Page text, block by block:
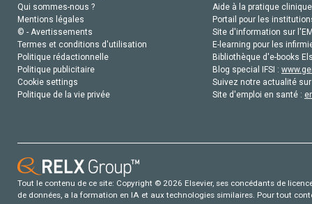
Qui sommes-nous ?
Mentions légales
© - Avertissements
Termes et conditions d'utilisation
Politique rédactionnelle
Politique publicitaire
Cookie settings
Politique de la vie privée
Aide à la pratique
Portail pour les
Site d'information sur
E-learning pour les
Bibliothèque d'e-books
Blog special IFSI :
Suivez notre actualité
Site d'emploi en santé :
Tout le contenu de ce site: Copyright © 2026 Elsevier, ses concédants de
de données, a la formation en IA et aux technologies similaires. Pour tout